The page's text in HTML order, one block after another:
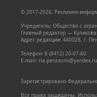
© 2017-2026, Рекламно-
Учредитель: Общество с
Главный редактор —
Адрес редакции: 440028, г.
Телефон: 8 (8412) 20-07-60
E-mail: ria.penzasmi@yandex.ru
Зарегистрировано
Все права защищены.